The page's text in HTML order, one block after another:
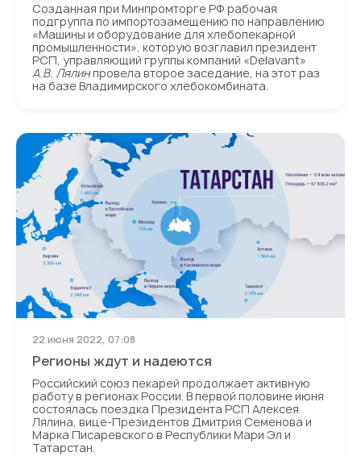
Созданная при Минпромторге РФ рабочая
подгруппа по импортозамещению по направлению
«Машины и оборудование для хлебопекарной
промышленности», которую возглавил президент
РСП, управляющий группы компаний «Delavant»
А.В. Лялинпровела второе заседание, на этот раз
на базе Владимирского хлебокомбината.
Регионы ждут и надеются
22 июня 2022, 07:08
Российский союз пекарей продолжает активную
работу в регионах России. В первой половине июня
состоялась поездка Президента РСП Алексея
Лялина, вице-Президентов Дмитрия Семенова и
Марка Писаревского в Республики Мари Эл и
Татарстан.